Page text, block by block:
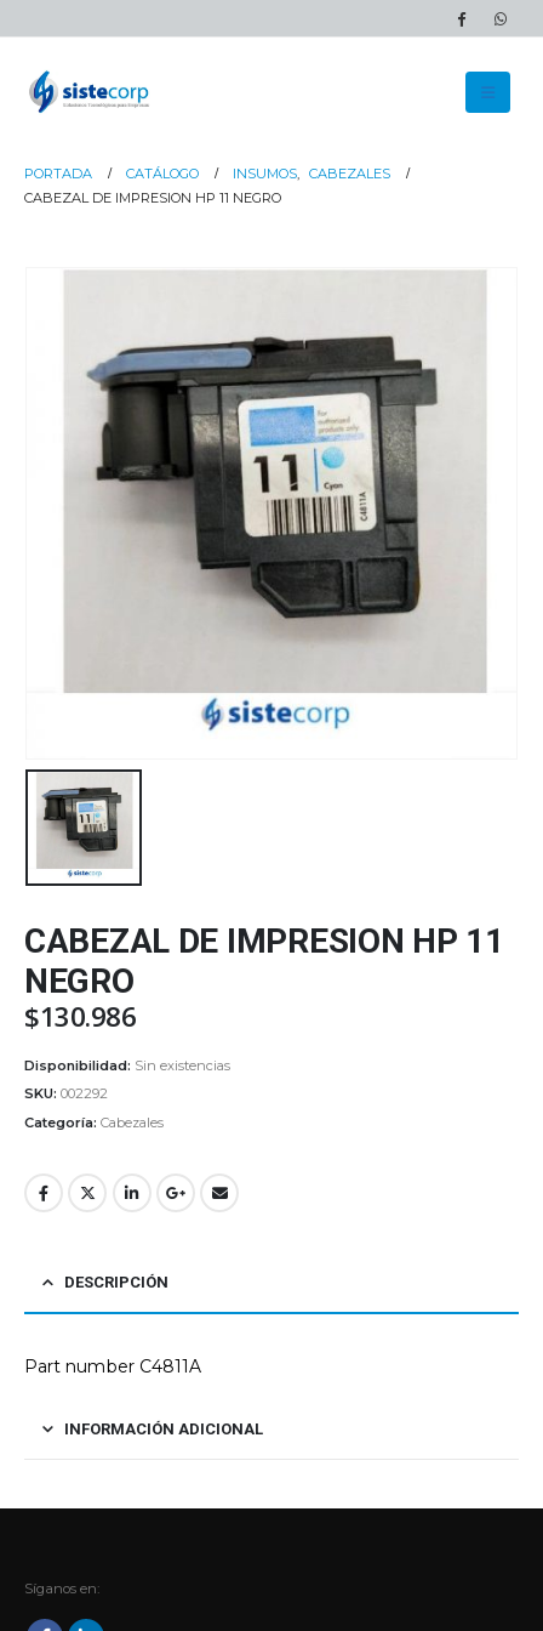
PORTADA CATÁLOGO INSUMOS, CABEZALES
CABEZAL DE IMPRESION HP 11 NEGRO
CABEZAL DE IMPRESION HP 11
NEGRO
$130.986
Disponibilidad: Sin existencias
SKU: 002292
Categoría: Cabezales
DESCRIPCIÓN
Part number C4811A
INFORMACIÓN ADICIONAL
Síganos en: